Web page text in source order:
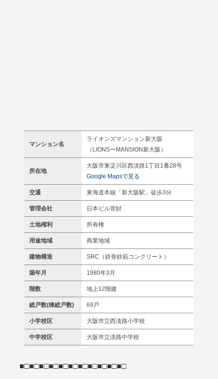
マンション名
ライオンズマンション新大阪
（LIONSーMANSION新大阪）
所在地
大阪市東淀川区西淡路1丁目1番28号
Google Mapsで見る
交通 東海道本線「新大阪駅」徒歩3分
管理会社 日本ビル管財
土地権利 所有権
用途地域 商業地域
建物構造 SRC（鉄骨鉄筋コンクリート）
築年月 1980年3月
階数 地上12階建
総戸数(棟総戸数) 69戸
小学校区 大阪市立西淡路小学校
中学校区 大阪市立淡路中学校
■□■□■□■□■□■□■□■□■□■□■□